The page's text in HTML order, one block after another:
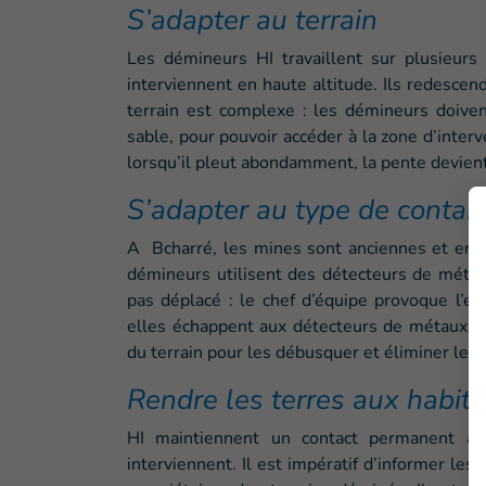
S’adapter au terrain
Les démineurs HI travaillent sur
interviennent en haute altitude. Ils
terrain est complexe : les démineurs
sable, pour pouvoir accéder à la zone
lorsqu’il pleut abondamment, la pente
S’adapter au type de
A Bcharré, les mines sont anciennes et
démineurs utilisent des détecteurs de
pas déplacé : le chef d’équipe provoque
elles échappent aux détecteurs de métaux.
du terrain pour les débusquer et éliminer le
Rendre les terres aux
HI maintiennent un contact permanent
interviennent. Il est impératif d’informer les